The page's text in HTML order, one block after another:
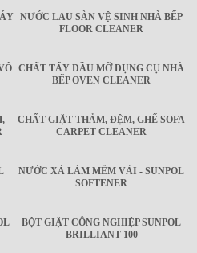
NƯỚC LAU SÀN VỆ SINH NHÀ BẾP
FLOOR CLEANER
CHẤT TẨY DẦU MỠ DỤNG CỤ NHÀ
BẾP OVEN CLEANER
CHẤT GIẶT THẢM, ĐỆM, GHẾ SOFA
CARPET CLEANER
NƯỚC XẢ LÀM MỀM VẢI - SUNPOL
SOFTENER
BỘT GIẶT CÔNG NGHIỆP SUNPOL
BRILLIANT 100